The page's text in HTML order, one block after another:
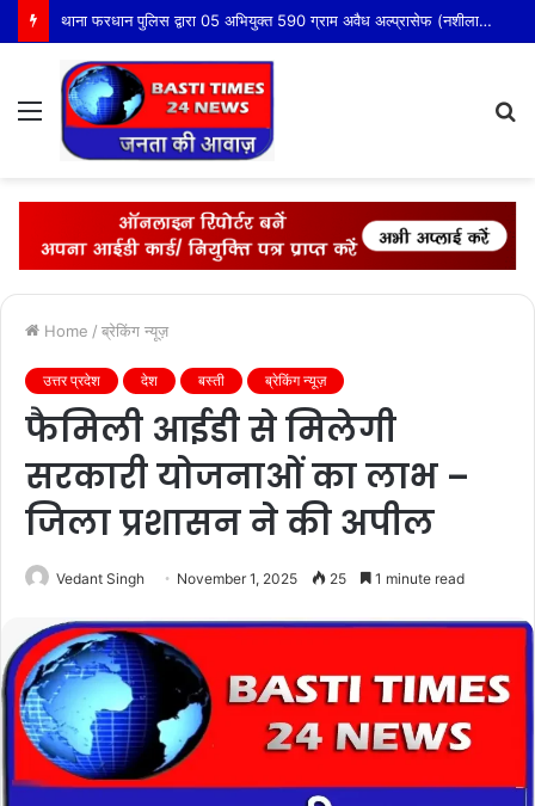
श्रावण मास के दृष्टिगत पुलिस अधीक्षक खीरी द्वारा जनपद के समस्त कांवड़ मार्गों का भ्रमण कर लिया गया सुरक्षा-व्यवस्थाओं का जायजा
Menu
Home / ब्रेकिंग न्यूज़
उत्तर प्रदेश देश बस्ती ब्रेकिंग न्यूज़
फैमिली आईडी से मिलेगी
सरकारी योजनाओं का लाभ –
जिला प्रशासन ने की अपील
Vedant Singh November 1, 2025 25 1 minute read